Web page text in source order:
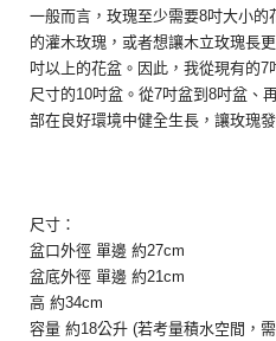
一般而言，玫瑰至少需要8吋大小的
的灌木玫瑰， 或者想讓木立玫瑰長
吋以上的花盆。因此，我從現有的7
尺寸的10吋盆。從7吋盆到8吋盆、
部在良好環境中健全生長， 讓玫瑰
尺寸：
盆口外徑 單邊 約27cm
盆底外徑 單邊 約21cm
高 約34cm
容量 約18公升 (若考量積水空間，